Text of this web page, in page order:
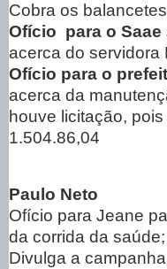
Cobra os
Ofício para o Saae
acerca do servidora
Ofício para o
acerca da
houve licitação,
1.504.86,04
Paulo Neto
Ofício para Jeane
da corrida da saúde;
Divulga a